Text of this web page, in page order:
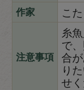
作家 こ
注意事項
糸
で
合
り
せく